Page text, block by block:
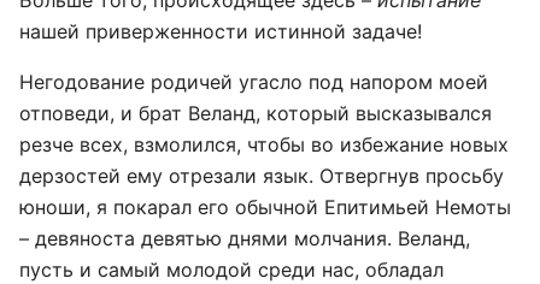
нашей приверженности истинной задаче!
Негодование родичей угасло под напором моей
отповеди, и брат Веланд, который высказывался
резче всех, взмолился, чтобы во избежание новых
дерзостей ему отрезали язык. Отвергнув просьбу
юноши, я покарал его обычной Епитимьей Немоты
– девяноста девятью днями молчания. Веланд,
пусть и самый молодой среди нас, обладал